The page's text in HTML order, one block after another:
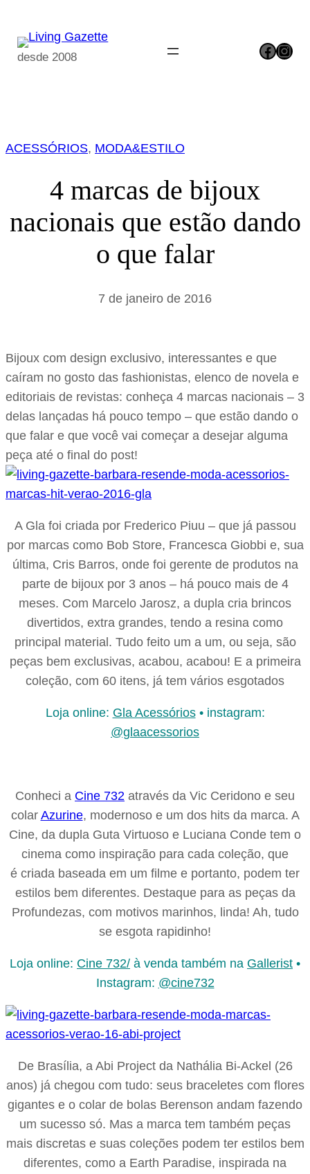
para
desde 2008 Facebook Instagram
ACESSÓRIOS, MODA&ESTILO
4 marcas de bijoux
nacionais que estão dando
o que falar
7 de janeiro de 2016
Bijoux com design exclusivo, interessantes e que
caíram no gosto das fashionistas, elenco de novela e
editoriais de revistas: conheça 4 marcas nacionais – 3
delas lançadas há pouco tempo – que estão dando o
que falar e que você vai começar a desejar alguma
peça até o final do post!
A Gla foi criada por Frederico Piuu – que já passou
por marcas como Bob Store, Francesca Giobbi e, sua
última, Cris Barros, onde foi gerente de produtos na
parte de bijoux por 3 anos – há pouco mais de 4
meses. Com Marcelo Jarosz, a dupla cria brincos
divertidos, extra grandes, tendo a resina como
principal material. Tudo feito um a um, ou seja, são
peças bem exclusivas, acabou, acabou! E a primeira
coleção, com 60 itens, já tem vários esgotados
Loja online: Gla Acessórios• instagram:
@glaacessorios
Conheci a Cine 732 através da Vic Ceridono e seu
colar Azurine, modernoso e um dos hits da marca. A
Cine, da dupla Guta Virtuoso e Luciana Conde tem o
cinema como inspiração para cada coleção, que
é criada baseada em um filme e portanto, podem ter
estilos bem diferentes. Destaque para as peças da
Profundezas, com motivos marinhos, linda! Ah, tudo
se esgota rapidinho!
Loja online: Cine 732/ à venda também na Gallerist •
Instagram: @cine732
De Brasília, a Abi Project da Nathália Bi-Ackel (26
anos) já chegou com tudo: seus braceletes com flores
gigantes e o colar de bolas Berenson andam fazendo
um sucesso só. Mas a marca tem também peças
mais discretas e suas coleções podem ter estilos bem
diferentes, como a Earth Paradise, inspirada na